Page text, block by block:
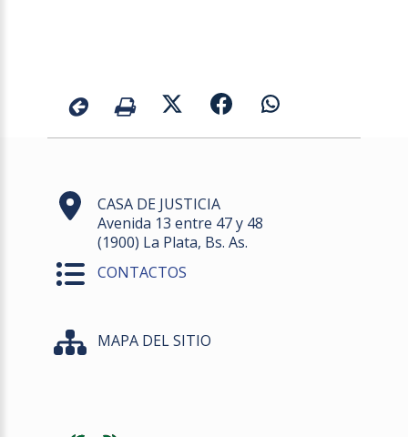
CASA DE JUSTICIA
Avenida 13 entre 47 y 48
(1900) La Plata, Bs. As.
CONTACTOS
MAPA DEL SITIO